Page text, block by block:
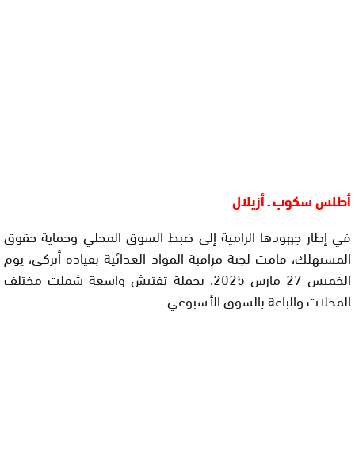
أطلس سكوب ـ أزيلال
في إطار جهودها الرامية إلى ضبط السوق المحلي وحماية حقوق
المستهلك، قامت لجنة مراقبة المواد الغذائية بقيادة أنركي، يوم
الخميس 27 مارس 2025، بحملة تفتيش واسعة شملت مختلف
المحلات والباعة بالسوق الأسبوعي.